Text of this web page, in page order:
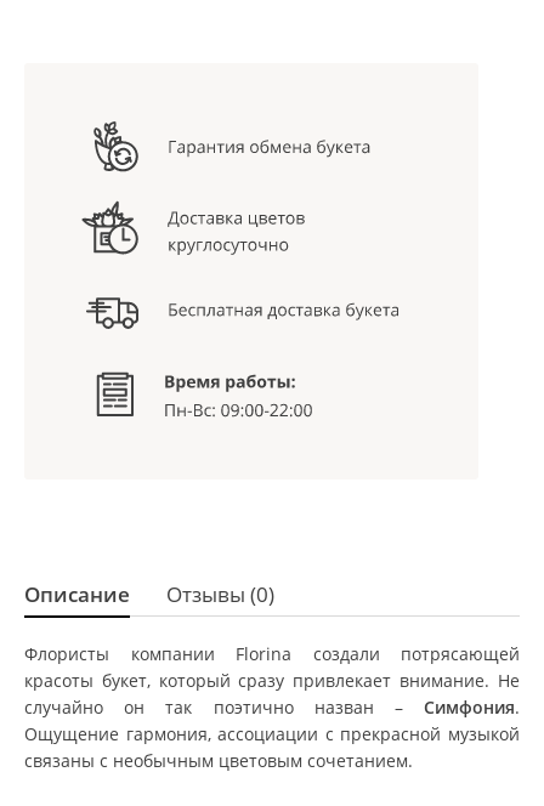
Описание Отзывы (0)
Флористы компании Florina создали потрясающей
красоты букет, который сразу привлекает внимание. Не
случайно он так поэтично назван – Симфония.
Ощущение гармония, ассоциации с прекрасной музыкой
связаны с необычным цветовым сочетанием.